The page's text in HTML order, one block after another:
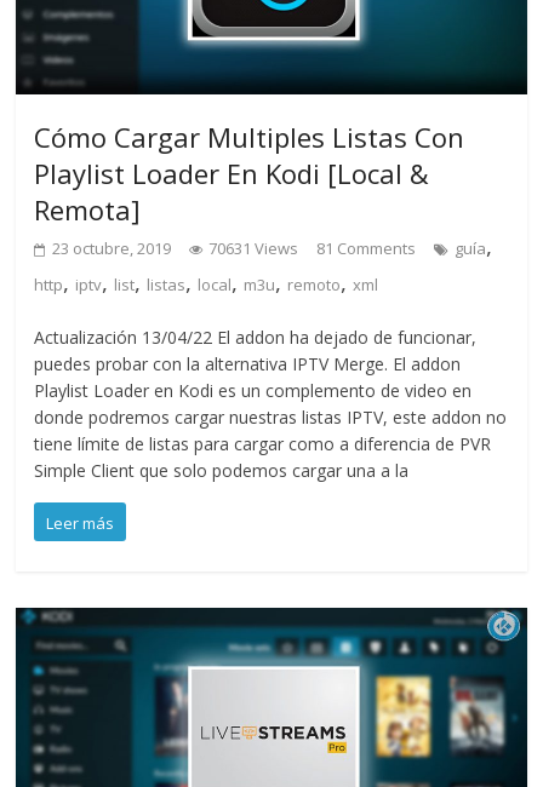
Cómo Cargar Multiples Listas Con
Playlist Loader En Kodi [Local &
Remota]
23 octubre, 2019 70631 Views 81 Comments guía,
http, iptv, list, listas, local, m3u, remoto,xml
Actualización 13/04/22 El addon ha dejado de funcionar,
puedes probar con la alternativa IPTV Merge. El addon
Playlist Loader en Kodi es un complemento de video en
donde podremos cargar nuestras listas IPTV, este addon no
tiene límite de listas para cargar como a diferencia de PVR
Simple Client que solo podemos cargar una a la
Leer más